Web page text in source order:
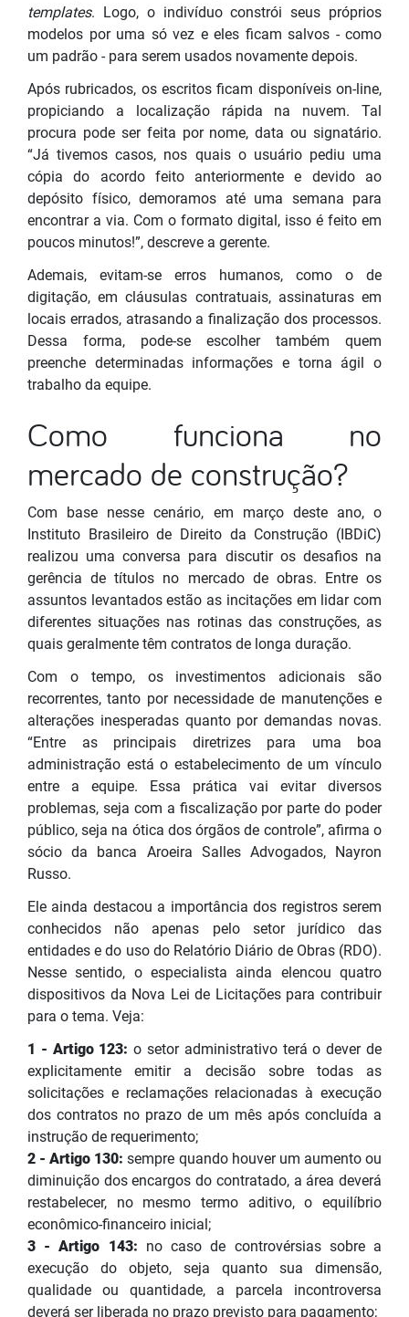
templates. Logo, o indivíduo constrói seus próprios
modelos por uma só vez e eles ficam salvos - como
um padrão - para serem usados novamente depois.
Após rubricados, os escritos ficam disponíveis on-line,
propiciando a localização rápida na nuvem. Tal
procura pode ser feita por nome, data ou signatário.
“Já tivemos casos, nos quais o usuário pediu uma
cópia do acordo feito anteriormente e devido ao
depósito físico, demoramos até uma semana para
encontrar a via. Com o formato digital, isso é feito em
poucos minutos!”, descreve a gerente.
Ademais, evitam-se erros humanos, como o de
digitação, em cláusulas contratuais, assinaturas em
locais errados, atrasando a finalização dos processos.
Dessa forma, pode-se escolher também quem
preenche determinadas informações e torna ágil o
trabalho da equipe.
Como funciona no
mercado de construção?
Com base nesse cenário, em março deste ano, o
Instituto Brasileiro de Direito da Construção (IBDiC)
realizou uma conversa para discutir os desafios na
gerência de títulos no mercado de obras. Entre os
assuntos levantados estão as incitações em lidar com
diferentes situações nas rotinas das construções, as
quais geralmente têm contratos de longa duração.
Com o tempo, os investimentos adicionais são
recorrentes, tanto por necessidade de manutenções e
alterações inesperadas quanto por demandas novas.
“Entre as principais diretrizes para uma boa
administração está o estabelecimento de um vínculo
entre a equipe. Essa prática vai evitar diversos
problemas, seja com a fiscalização por parte do poder
público, seja na ótica dos órgãos de controle”, afirma o
sócio da banca Aroeira Salles Advogados, Nayron
Russo.
Ele ainda destacou a importância dos registros serem
conhecidos não apenas pelo setor jurídico das
entidades e do uso do Relatório Diário de Obras (RDO).
Nesse sentido, o especialista ainda elencou quatro
dispositivos da Nova Lei de Licitações para contribuir
para o tema. Veja:
1 - Artigo 123:o setor administrativo terá o dever de
explicitamente emitir a decisão sobre todas as
solicitações e reclamações relacionadas à execução
dos contratos no prazo de um mês após concluída a
instrução de requerimento;
2 - Artigo 130:sempre quando houver um aumento ou
diminuição dos encargos do contratado, a área deverá
restabelecer, no mesmo termo aditivo, o equilíbrio
econômico-financeiro inicial;
3 - Artigo 143: no caso de controvérsias sobre a
execução do objeto, seja quanto sua dimensão,
qualidade ou quantidade, a parcela incontroversa
deverá ser liberada no prazo previsto para pagamento;